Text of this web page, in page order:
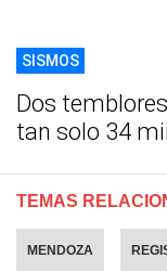
SISMOS
Dos
tan solo 34
TEMAS
MENDOZA